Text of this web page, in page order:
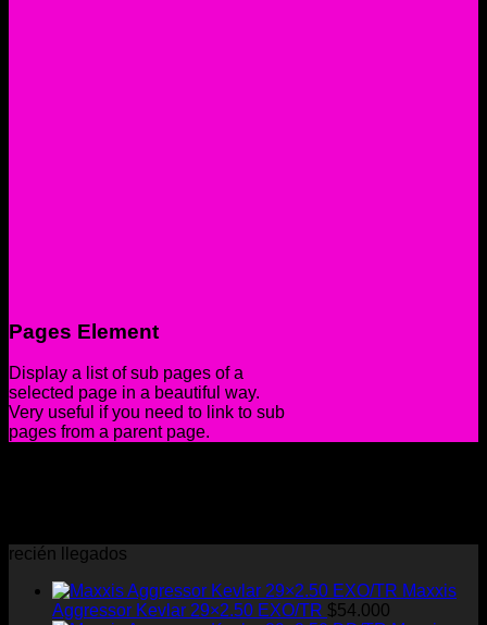
Pages Element
Display a list of sub pages of a
selected page in a beautiful way.
Very useful if you need to link to sub
pages from a parent page.
recién llegados
Maxxis
Aggressor Kevlar 29×2.50 EXO/TR $54.000